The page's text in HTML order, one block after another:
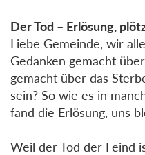
Der Tod – Erlösung,
Liebe Gemeinde, wir
Gedanken gemacht
gemacht über das
sein? So wie es in
fand die Erlösung, uns
Weil der Tod der Feind